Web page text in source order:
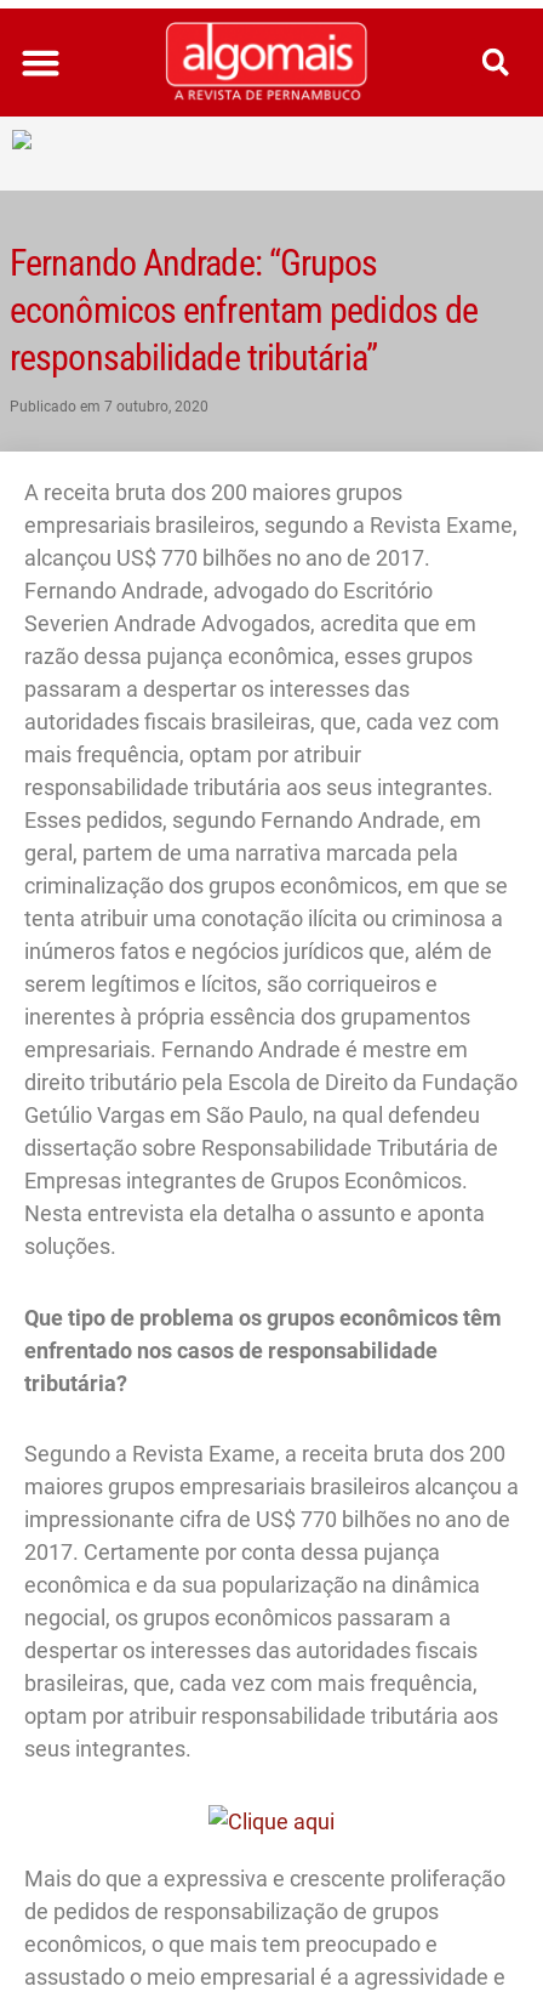
Ir
para
conteúdo
Fernando Andrade: “Grupos
econômicos enfrentam pedidos de
responsabilidade tributária”
Publicado em 7 outubro, 2020
A receita bruta dos 200 maiores grupos
empresariais brasileiros, segundo a Revista Exame,
alcançou US$ 770 bilhões no ano de 2017.
Fernando Andrade, advogado do Escritório
Severien Andrade Advogados, acredita que em
razão dessa pujança econômica, esses grupos
passaram a despertar os interesses das
autoridades fiscais brasileiras, que, cada vez com
mais frequência, optam por atribuir
responsabilidade tributária aos seus integrantes.
Esses pedidos, segundo Fernando Andrade, em
geral, partem de uma narrativa marcada pela
criminalização dos grupos econômicos, em que se
tenta atribuir uma conotação ilícita ou criminosa a
inúmeros fatos e negócios jurídicos que, além de
serem legítimos e lícitos, são corriqueiros e
inerentes à própria essência dos grupamentos
empresariais. Fernando Andrade é mestre em
direito tributário pela Escola de Direito da Fundação
Getúlio Vargas em São Paulo, na qual defendeu
dissertação sobre Responsabilidade Tributária de
Empresas integrantes de Grupos Econômicos.
Nesta entrevista ela detalha o assunto e aponta
soluções.
Que tipo de problema os grupos econômicos têm
enfrentado nos casos de responsabilidade
tributária?
Segundo a Revista Exame, a receita bruta dos 200
maiores grupos empresariais brasileiros alcançou a
impressionante cifra de US$ 770 bilhões no ano de
2017. Certamente por conta dessa pujança
econômica e da sua popularização na dinâmica
negocial, os grupos econômicos passaram a
despertar os interesses das autoridades fiscais
brasileiras, que, cada vez com mais frequência,
optam por atribuir responsabilidade tributária aos
seus integrantes.
Mais do que a expressiva e crescente proliferação
de pedidos de responsabilização de grupos
econômicos, o que mais tem preocupado e
assustado o meio empresarial é a agressividade e